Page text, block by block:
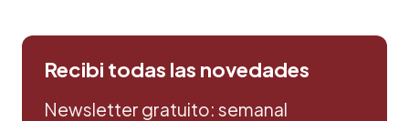
Recibi todas las novedades
Newsletter gratuito: semanal